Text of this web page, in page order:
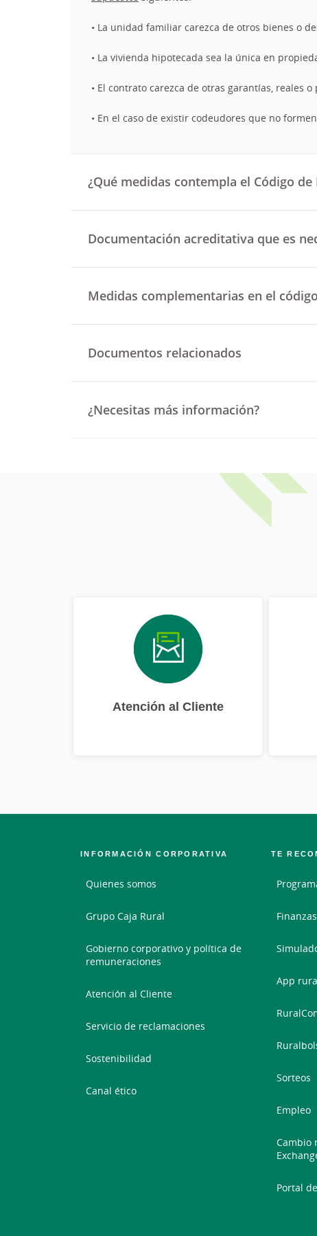
• La unidad familiar carezca de otros bienes o
• La vivienda hipotecada sea la única en
• El contrato carezca de otras garantías, reales o
• En el caso de existir codeudores que no
¿Qué medidas contempla el Código
Documentación acreditativa que es
Medidas complementarias en el
Documentos relacionados
¿Necesitas más información?
Atención al Cliente
INFORMACIÓN CORPORATIVA
Quienes somos
Grupo Caja Rural
Gobierno corporativo y política de
remuneraciones
Atención al Cliente
Servicio de reclamaciones
Sostenibilidad
Canal ético
TE
App
Sorteos
Empleo
Cambio
Portal